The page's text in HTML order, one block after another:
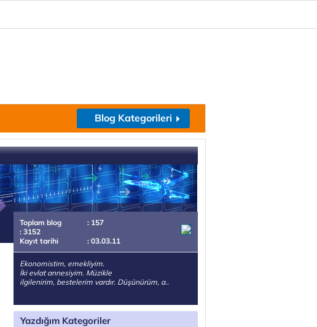
Blog Kategorileri
Toplam blog
: 157
: 3152
Kayıt tarihi
: 03.03.11
Ekonomistim, emekliyim.
İki evlat annesiyim. Müzikle
ilgilenirim, bestelerim vardır. Düşünürüm, a..
Yazdığım Kategoriler